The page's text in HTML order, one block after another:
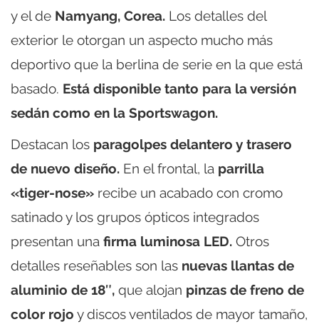
y el de Namyang, Corea. Los detalles del
exterior le otorgan un aspecto mucho más
deportivo que la berlina de serie en la que está
basado. Está disponible tanto para la versión
sedán como en la Sportswagon.
Destacan los paragolpes delantero y trasero
de nuevo diseño. En el frontal, la parrilla
«tiger-nose» recibe un acabado con cromo
satinado y los grupos ópticos integrados
presentan una firma luminosa LED. Otros
detalles reseñables son las nuevas llantas de
aluminio de 18″, que alojan pinzas de freno de
color rojo y discos ventilados de mayor tamaño,